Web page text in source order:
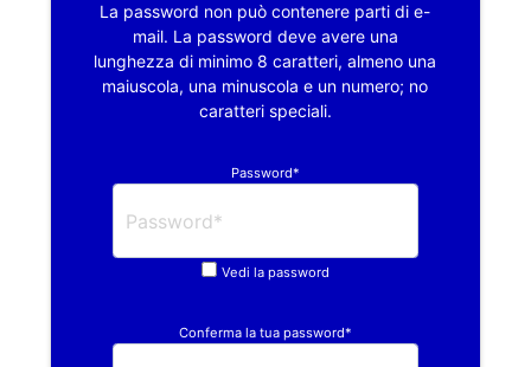
La password non può contenere parti di e-
mail. La password deve avere una
lunghezza di minimo 8 caratteri, almeno una
maiuscola, una minuscola e un numero; no
caratteri speciali.
Password*
Vedi la password
Conferma la tua password*